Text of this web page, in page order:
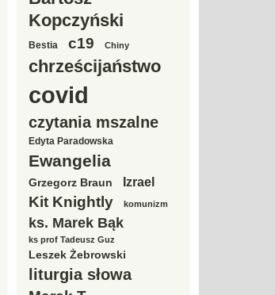
Kopczyński
Bestia c19 Chiny
chrześcijaństwo
covid
czytania mszalne
Edyta Paradowska
Ewangelia
Grzegorz Braun Izrael
Kit Knightly komunizm
ks. Marek Bąk
ks prof Tadeusz Guz
Leszek Żebrowski
liturgia słowa